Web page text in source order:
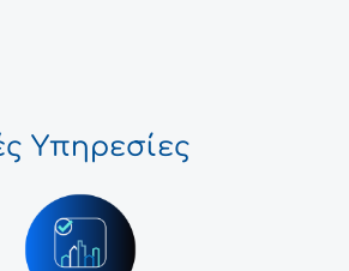
Υπηρεσίες